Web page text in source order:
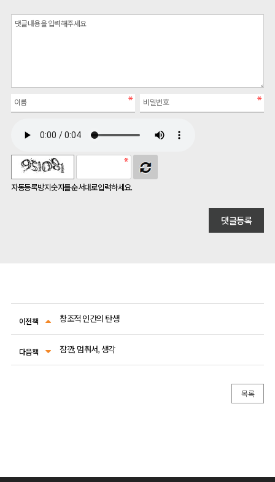
자동등록방지 숫자를 순서대로 입력하세요.
이전책 창조적 인간의 탄생
다음책 잠깐, 멈춰서, 생각
목록